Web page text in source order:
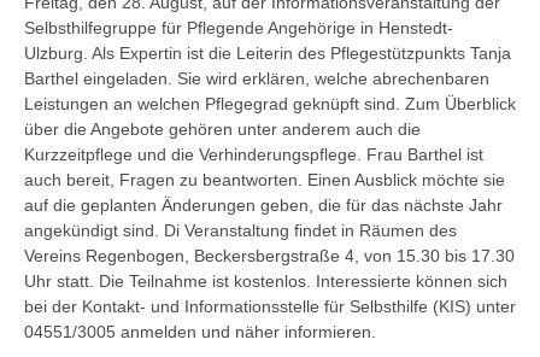
Selbsthilfegruppe für Pflegende Angehörige in Henstedt-
Ulzburg. Als Expertin ist die Leiterin des Pflegestützpunkts Tanja
Barthel eingeladen. Sie wird erklären, welche abrechenbaren
Leistungen an welchen Pflegegrad geknüpft sind. Zum Überblick
über die Angebote gehören unter anderem auch die
Kurzzeitpflege und die Verhinderungspflege. Frau Barthel ist
auch bereit, Fragen zu beantworten. Einen Ausblick möchte sie
auf die geplanten Änderungen geben, die für das nächste Jahr
angekündigt sind. Di Veranstaltung findet in Räumen des
Vereins Regenbogen, Beckersbergstraße 4, von 15.30 bis 17.30
Uhr statt. Die Teilnahme ist kostenlos. Interessierte können sich
bei der Kontakt- und Informationsstelle für Selbsthilfe (KIS) unter
04551/3005 anmelden und näher informieren.